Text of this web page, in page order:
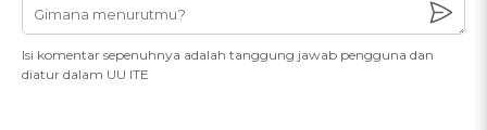
Isi komentar sepenuhnya adalah tanggung jawab pengguna dan
diatur dalam UU ITE